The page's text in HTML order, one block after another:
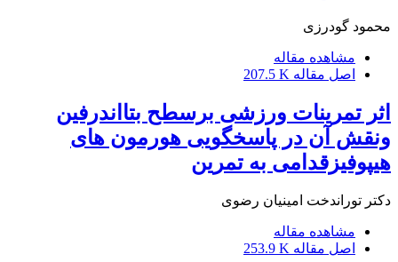
محمود گودرزی
مشاهده مقاله
اصل مقاله 207.5 K
اثر تمرینات ورزشی برسطح بتااندرفین
ونقش آن در پاسخگویی هورمون های
هیپوفیزقدامی به تمرین
دکتر توراندخت امینیان رضوی
مشاهده مقاله
اصل مقاله 253.9 K